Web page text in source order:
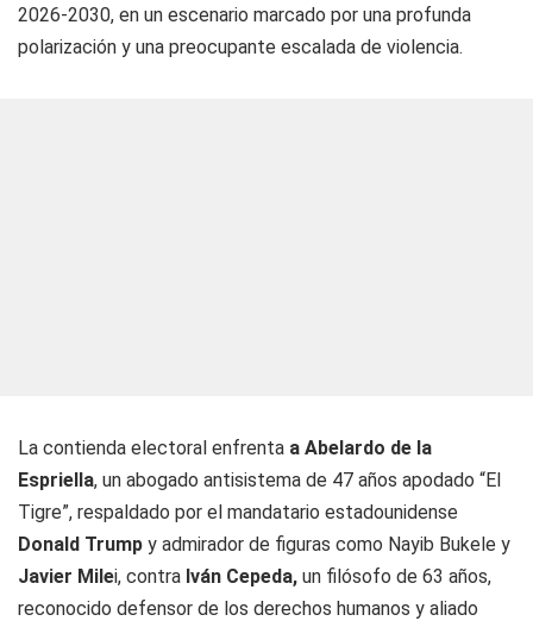
2026-2030, en un escenario marcado por una profunda
polarización y una preocupante escalada de violencia.
La contienda electoral enfrenta a Abelardo de la
Espriella, un abogado antisistema de 47 años apodado “El
Tigre”, respaldado por el mandatario estadounidense
Donald Trump y admirador de figuras como Nayib Bukele y
Javier Milei, contra Iván Cepeda, un filósofo de 63 años,
reconocido defensor de los derechos humanos y aliado